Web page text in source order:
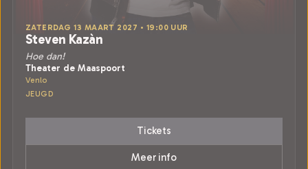
ZATERDAG 13 MAART 2027 • 19:00 UUR
Steven Kazàn
Hoe dan!
Theater de Maaspoort
Venlo
JEUGD
Tickets
Meer info